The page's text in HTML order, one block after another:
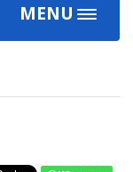
MENU
Toggle